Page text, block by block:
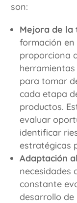
son:
Mejora de la
formación
proporciona
para tomar
cada etapa
productos.
evaluar
identificar
estratégicas
Adaptación
necesidades
constante
desarrollo